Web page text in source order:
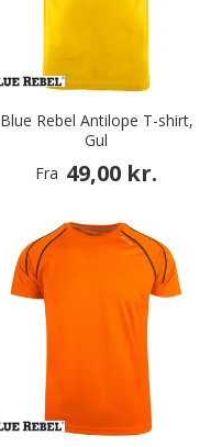
Blue Rebel Antilope T-shirt,
Gul
Fra 49,00 kr.